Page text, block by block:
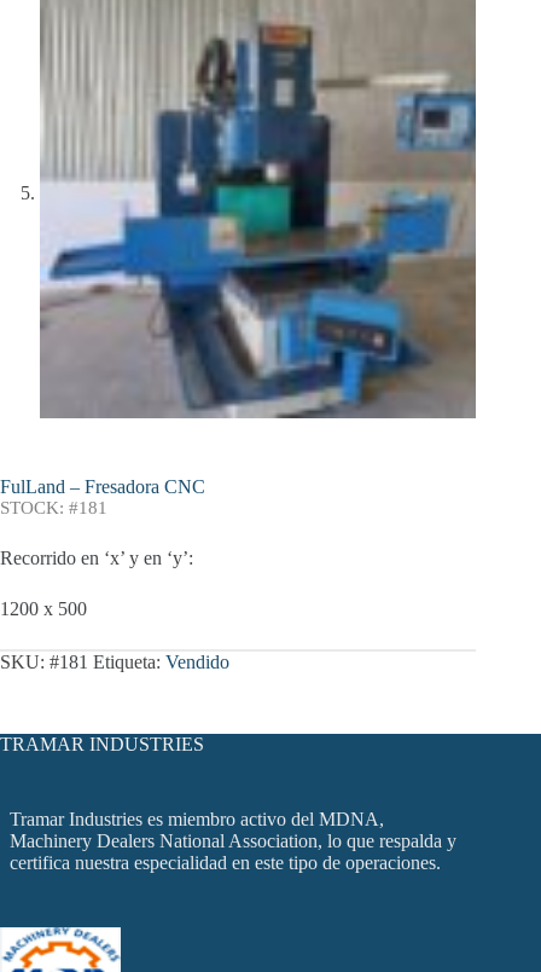
FulLand – Fresadora CNC
STOCK: #181
Recorrido en ‘x’ y en ‘y’:
1200 x 500
SKU: #181 Etiqueta: Vendido
TRAMAR INDUSTRIES
Tramar Industries es miembro activo del MDNA,
Machinery Dealers National Association, lo que respalda y
certifica nuestra especialidad en este tipo de operaciones.